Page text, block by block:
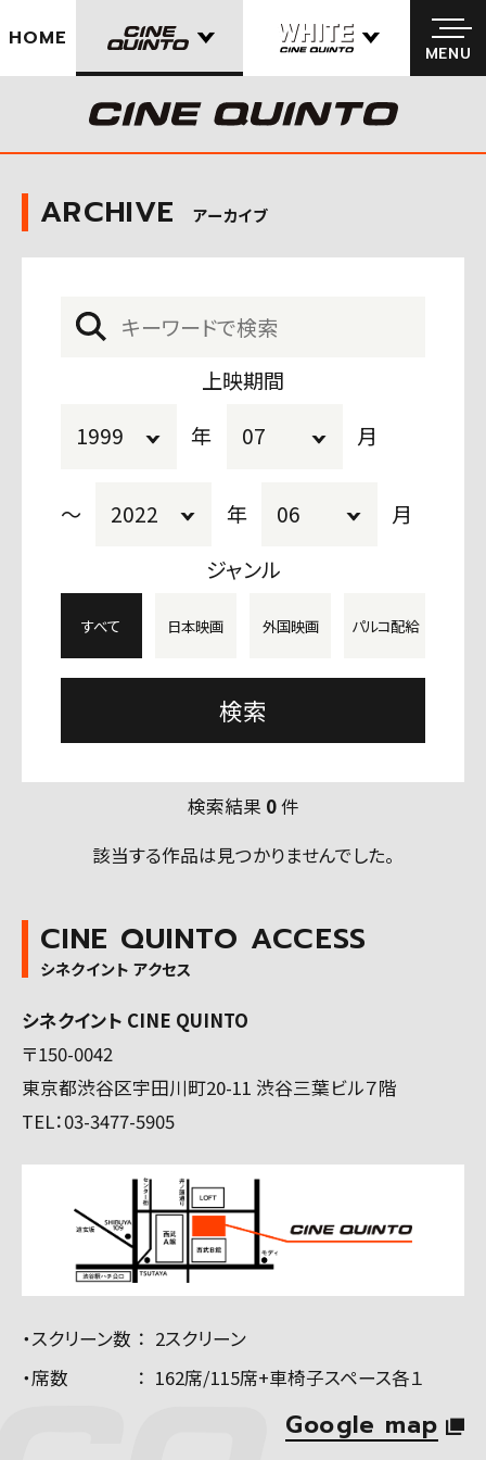
HOME
MENU
MENU
ARCHIVE アーカイブ
上映期間
年
月
〜 年
月
ジャンル
すべて 日本映画 外国映画 パルコ配給
検索結果 0件
該当する作品は見つかりませんでした。
CINE QUINTO ACCESS
シネクイント アクセス
シネクイント CINE QUINTO
〒150-0042
東京都渋谷区宇田川町20-11 渋谷三葉ビル７階
TEL：03-3477-5905
・スクリーン数
2スクリーン
・席数
162席/115席+車椅子スペース各１
Google map